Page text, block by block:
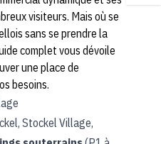
visiteurs. Mais où se
sans se prendre la
complet vous dévoile
une place de
besoins.
Stockel Village,